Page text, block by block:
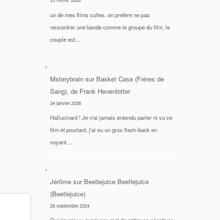
un de mes films cultes. on prefere ne pas
rencontrer une bande comme le groupe du film. le
couple est…
Msterybrain sur Basket Case (Frères de
Sang), de Frank Henenlotter
24 janvier 2026
Hallucinant ! Je n'ai jamais entendu parler ni vu ce
film et pourtant, j'ai eu un gros flash-back en
voyant…
Jérôme sur Beetlejuice Beetlejuice
(Beetlejuice)
26 septembre 2024